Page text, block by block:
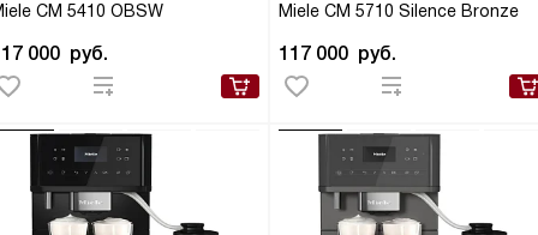
CM 5410 OBSW
000 руб.
Miele CM 5710 Silence Bronze
117 000 руб.